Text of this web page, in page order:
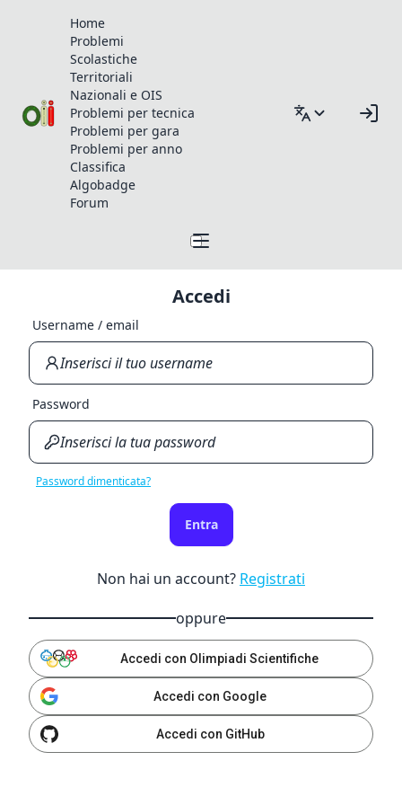
Home
Problemi
Scolastiche
Territoriali
Nazionali e OIS
Problemi per tecnica
Problemi per gara
Problemi per anno
Classifica
Algobadge
Forum
Accedi
Username / email
Password
Password dimenticata?
Entra
Non hai un account? Registrati
oppure
Accedi con Olimpiadi Scientifiche
Accedi con Google
Accedi con GitHub